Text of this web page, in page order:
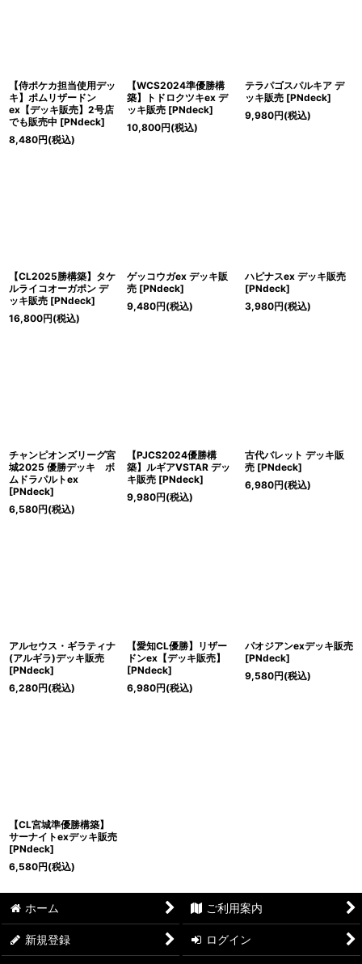
【侍ポケカ担当使用デッ
キ】ポムリザードン
ex【デッキ販売】2号店
でも販売中 [PNdeck]
8,480円(税込)
【WCS2024準優勝構
築】トドロクツキex デ
ッキ販売 [PNdeck]
10,800円(税込)
テラパゴスパルキア デ
ッキ販売 [PNdeck]
9,980円(税込)
【CL2025勝構築】タケ
ルライコオーガポン デ
ッキ販売 [PNdeck]
16,800円(税込)
ゲッコウガex デッキ販
売 [PNdeck]
9,480円(税込)
ハピナスex デッキ販売
[PNdeck]
3,980円(税込)
チャンピオンズリーグ宮
城2025 優勝デッキ ボ
ムドラパルトex
[PNdeck]
6,580円(税込)
【PJCS2024優勝構
築】ルギアVSTAR デッ
キ販売 [PNdeck]
9,980円(税込)
古代バレット デッキ販
売 [PNdeck]
6,980円(税込)
アルセウス・ギラティナ
(アルギラ)デッキ販売
[PNdeck]
6,280円(税込)
【愛知CL優勝】リザー
ドンex【デッキ販売】
[PNdeck]
6,980円(税込)
パオジアンexデッキ販売
[PNdeck]
9,580円(税込)
【CL宮城準優勝構築】
サーナイトexデッキ販売
[PNdeck]
6,580円(税込)
ホーム ご利用案内
新規登録 ログイン